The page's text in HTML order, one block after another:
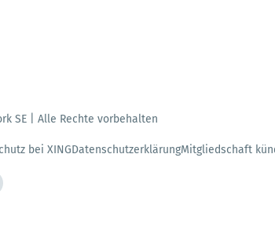
SE | Alle Rechte vorbehalten
bei XINGDatenschutzerklärungMitgliedschaft